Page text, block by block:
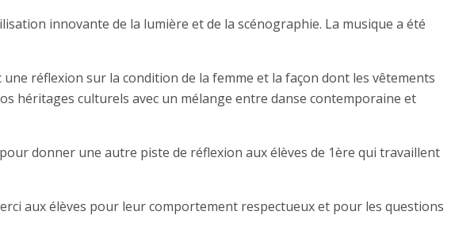
innovante de la lumière et de la scénographie. La musique a été
une réflexion sur la condition de la femme et la façon dont les vêtements
héritages culturels avec un mélange entre danse contemporaine et
donner une autre piste de réflexion aux élèves de 1ère qui travaillent
aux élèves pour leur comportement respectueux et pour les questions